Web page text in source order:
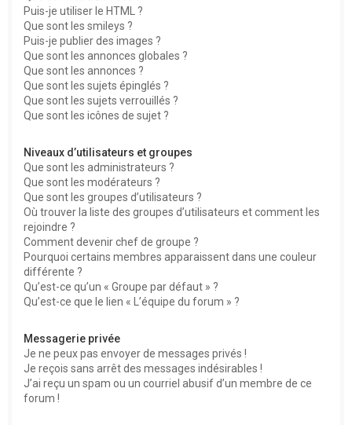
Puis-je utiliser le HTML ?
Que sont les smileys ?
Puis-je publier des images ?
Que sont les annonces globales ?
Que sont les annonces ?
Que sont les sujets épinglés ?
Que sont les sujets verrouillés ?
Que sont les icônes de sujet ?
Niveaux d’utilisateurs et groupes
Que sont les administrateurs ?
Que sont les modérateurs ?
Que sont les groupes d’utilisateurs ?
Où trouver la liste des groupes d’utilisateurs et comment les
rejoindre ?
Comment devenir chef de groupe ?
Pourquoi certains membres apparaissent dans une couleur
différente ?
Qu’est-ce qu’un « Groupe par défaut » ?
Qu’est-ce que le lien « L’équipe du forum » ?
Messagerie privée
Je ne peux pas envoyer de messages privés !
Je reçois sans arrêt des messages indésirables !
J’ai reçu un spam ou un courriel abusif d’un membre de ce
forum !